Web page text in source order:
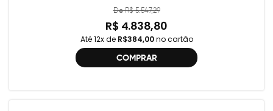
De R$ 5.547,29
R$ 4.838,80
Até 12x de R$384,00no cartão
COMPRAR